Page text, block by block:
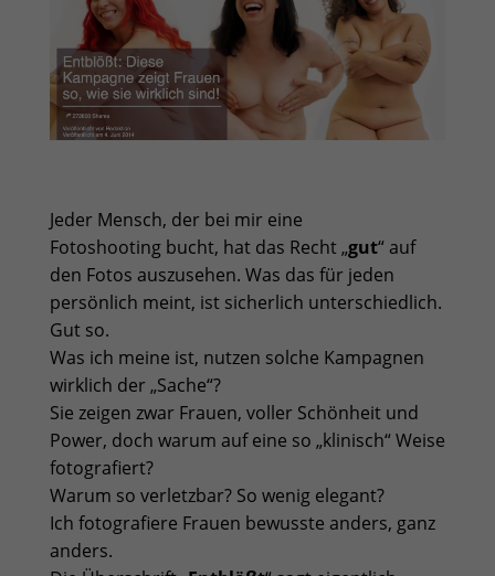
Jeder Mensch, der bei mir eine
Fotoshooting bucht, hat das Recht „gut“ auf
den Fotos auszusehen. Was das für jeden
persönlich meint, ist sicherlich unterschiedlich.
Gut so.
Was ich meine ist, nutzen solche Kampagnen
wirklich der „Sache“?
Sie zeigen zwar Frauen, voller Schönheit und
Power, doch warum auf eine so „klinisch“ Weise
fotografiert?
Warum so verletzbar? So wenig elegant?
Ich fotografiere Frauen bewusste anders, ganz
anders.